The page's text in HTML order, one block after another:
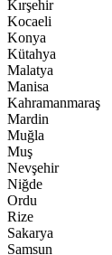
Kırşehir
Kocaeli
Konya
Kütahya
Malatya
Manisa
Kahramanmaraş
Mardin
Muğla
Muş
Nevşehir
Niğde
Ordu
Rize
Sakarya
Samsun